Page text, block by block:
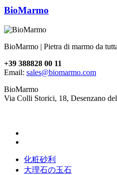
BioMarmo
BioMarmo | Pietra di marmo da
+39 388828 00 11
Email: sales@biomarmo.com
BioMarmo
Via Colli Storici, 18, Desenzano
化粧砂利
大理石の玉石